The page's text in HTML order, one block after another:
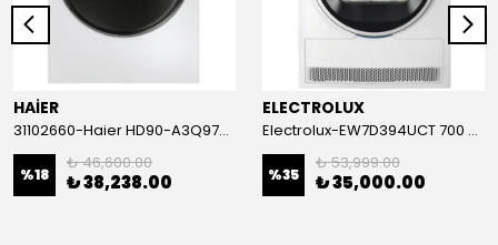
HAİER
31102660-Haier HD90-A3Q979U1-S 9 Kg Isı Pompalı Kurutma Makinası
%18
₺ 46,600.00
₺ 38,238.00
ELECTROLUX
Electrolux-EW7D394UCT 700 Serisi DelicateCare 9 kg A+++ Inverter Wi-Fi Kurutma Makinesi
%35
₺ 53,999.00
₺ 35,000.00